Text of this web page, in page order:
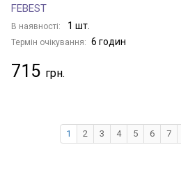
FEBEST
В наявності: 1 шт.
Термін очікування: 6 годин
715
1 2 3 4 5 6 7